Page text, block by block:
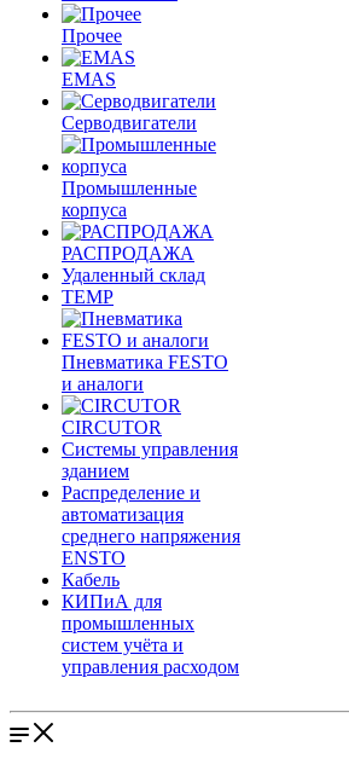
Прочее
EMAS
Cерводвигатели
Промышленные
корпуса
РАСПРОДАЖА
Удаленный склад
TEMP
Пневматика FESTO
и аналоги
CIRCUTOR
Системы управления
зданием
Распределение и
автоматизация
среднего напряжения
ENSTO
Кабель
КИПиА для
промышленных
систем учёта и
управления расходом